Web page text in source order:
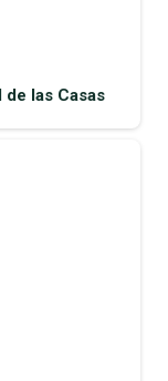
las Casas